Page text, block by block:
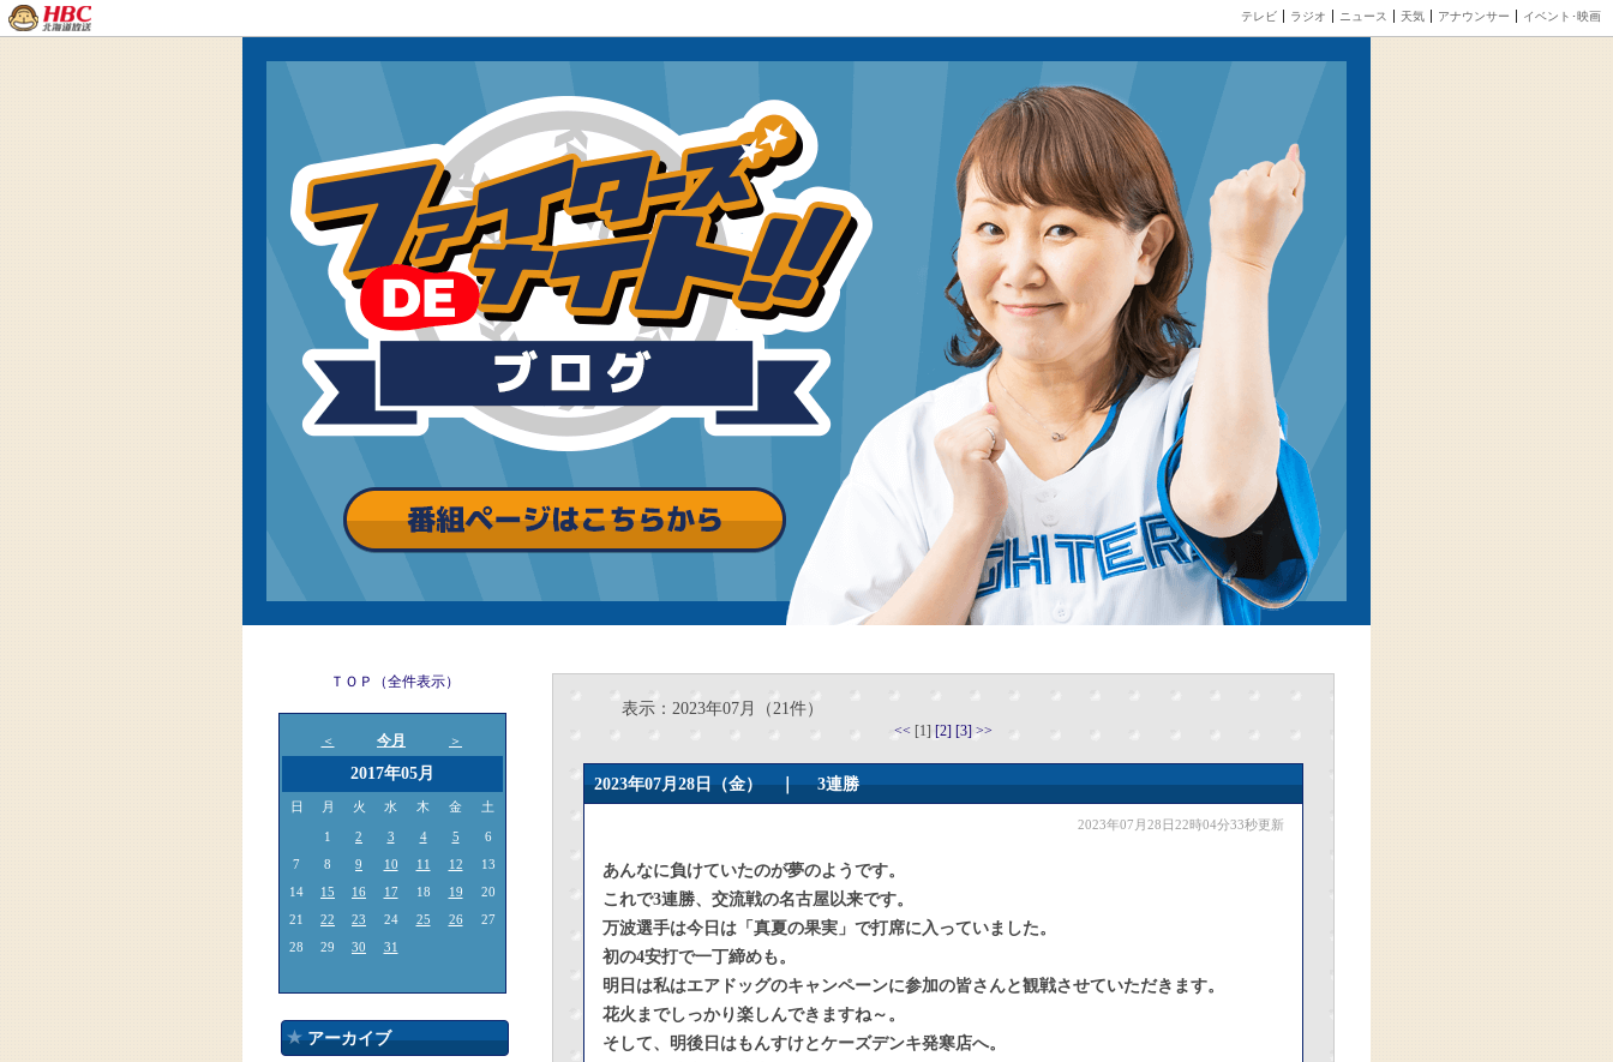
テレビ ラジオ ニュース 天気 アナウンサー イベント･映画
ＴＯＰ（全件表示）
＜ 今月 ＞
2017年05月
日 月 火 水 木 金 土
1 2 3 4 5
6
7
8 9 10 11 12
13
14
15 16 17 18 19
20
21
22 23 24 25 26
27
28
29 30 31
アーカイブ
表示：2023年07月（21件）
<< [1] [2] [3] >>
2023年07月28日（金） ｜3連勝
2023年07月28日22時04分33秒更新
あんなに負けていたのが夢のようです。
これで3連勝、交流戦の名古屋以来です。
万波選手は今日は「真夏の果実」で打席に入っていました。
初の4安打で一丁締めも。
明日は私はエアドッグのキャンペーンに参加の皆さんと観戦させていただきます。
花火までしっかり楽しんできますね～。
そして、明後日はもんすけとケーズデンキ発寒店へ。